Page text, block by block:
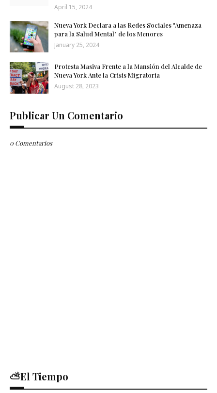
April 15, 2024
Nueva York Declara a las Redes Sociales "Amenaza
para la Salud Mental" de los Menores
January 25, 2024
Protesta Masiva Frente a la Mansión del Alcalde de
Nueva York Ante la Crisis Migratoria
August 28, 2023
Publicar Un Comentario
0 Comentarios
⛅El Tiempo